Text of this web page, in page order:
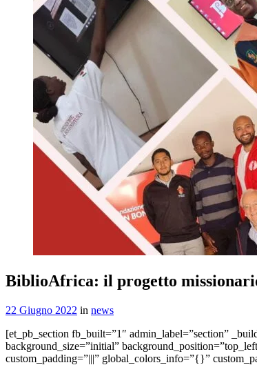
BiblioAfrica: il progetto
22 Giugno 2022 in news
[et_pb_section fb_built=”1″ admin_label=”section”
background_size=”initial”
custom_padding=”|||” global_colors_info=”{}”